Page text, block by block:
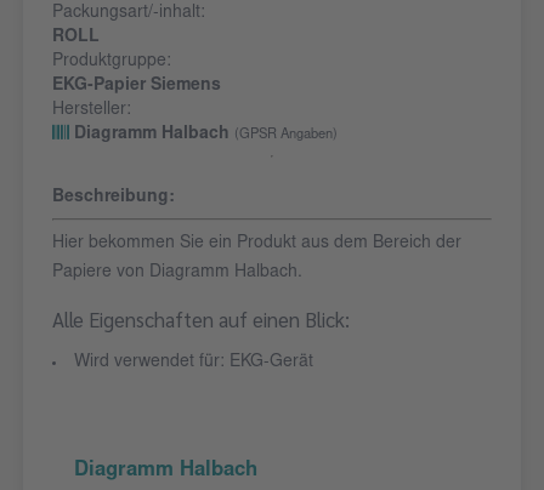
Packungsart/-inhalt:
ROLL
Produktgruppe:
EKG-Papier Siemens
Hersteller:
Diagramm Halbach
(GPSR Angaben)
Beschreibung:
Hier bekommen Sie ein Produkt aus dem Bereich der
Papiere von Diagramm Halbach.
Alle Eigenschaften auf einen Blick:
Wird verwendet für: EKG-Gerät
Diagramm Halbach